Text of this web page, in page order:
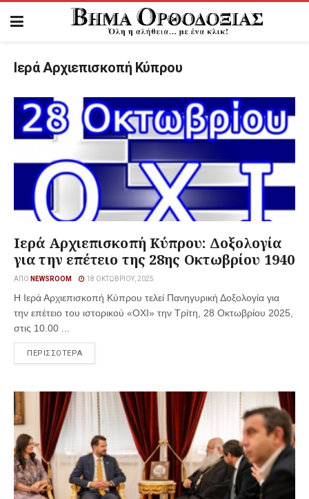
Ιερά Αρχιεπισκοπή Κύπρου
Ιερά Αρχιεπισκοπή Κύπρου: Δοξολογία
για την επέτειο της 28ης Οκτωβρίου 1940
ΑΠΌ NEWSROOM 18 ΟΚΤΩΒΡΊΟΥ, 2025
Η Ιερά Αρχιεπισκοπή Κύπρου τελεί Πανηγυρική Δοξολογία για
την επέτειο του ιστορικού «ΟΧΙ» την Τρίτη, 28 Οκτωβρίου 2025,
στις 10.00 ...
ΠΕΡΙΣΣΟΤΕΡΑ